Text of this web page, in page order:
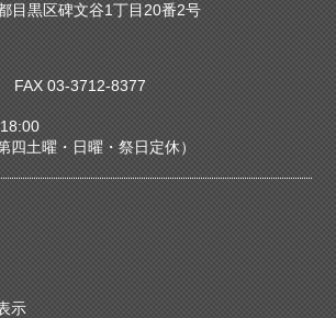
黒区碑文谷1丁目20番2号
03-3712-8377
・日曜・祭日定休）
示